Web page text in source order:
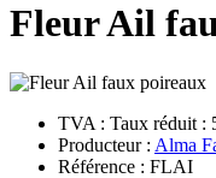
Fleur Ail
TVA : Taux réduit :
Producteur : Alma
Référence : FLAI